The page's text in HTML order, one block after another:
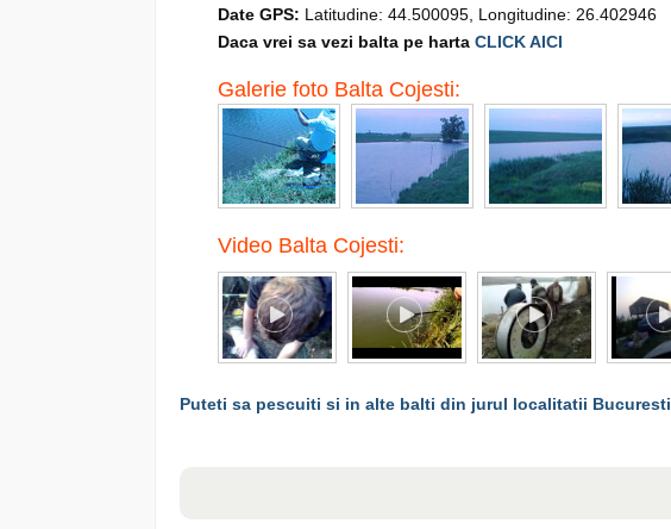
Date GPS: Latitudine: 44.500095, Longitudine: 26.402946
Daca vrei sa vezi balta pe harta CLICK AICI
Galerie foto Balta Cojesti:
Video Balta Cojesti:
Puteti sa pescuiti si in alte balti din jurul localitatii Bucuresti